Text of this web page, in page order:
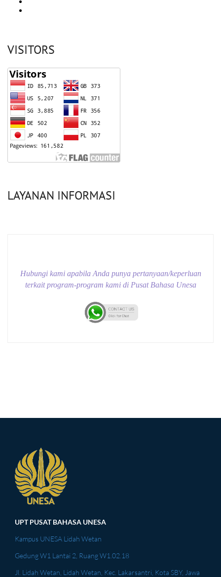
VISITORS
LAYANAN INFORMASI
Hubungi kami apabila Anda punya pertanyaan/keperluan
terkait program-program kami di Pusat Bahasa Unesa
UPT PUSAT BAHASA UNESA
Kampus UNESA Lidah Wetan
Gedung W1 Lantai 2, Ruang W1.02.18
Jl. Lidah Wetan, Lidah Wetan, Kec. Lakarsantri, Kota SBY, Jawa